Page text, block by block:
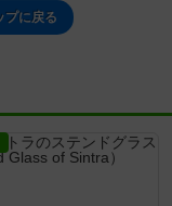
プに戻る